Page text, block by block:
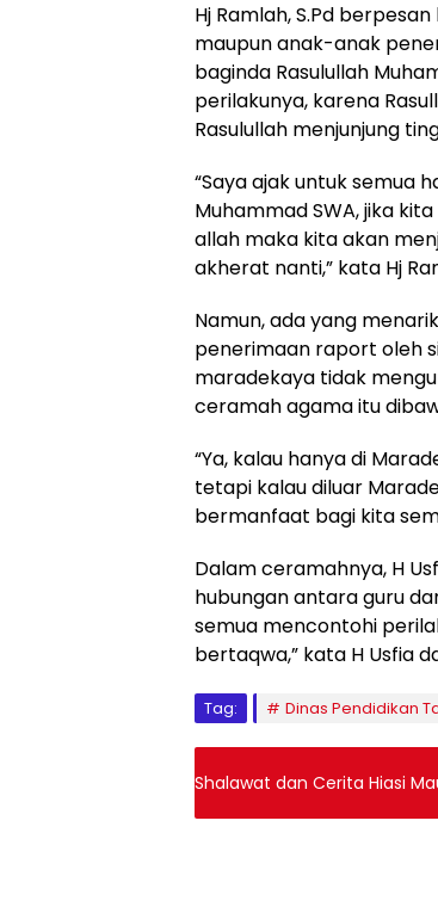
Hj Ramlah, S.Pd
maupun anak-anak
baginda Rasulullah
perilakunya, karena
Rasulullah menjunjung
“Saya ajak untuk semua
Muhammad SWA, jika
allah maka kita akan
akherat nanti,” kata Hj
Namun, ada yang
penerimaan raport oleh
maradekaya tidak
ceramah agama itu
“Ya, kalau hanya di
tetapi kalau diluar
bermanfaat bagi kita
Dalam ceramahnya, H
hubungan antara guru
semua mencontohi
bertaqwa,” kata H Usfia
Tag: Dinas Pendidikan
Shalawat dan Cerita Hiasi